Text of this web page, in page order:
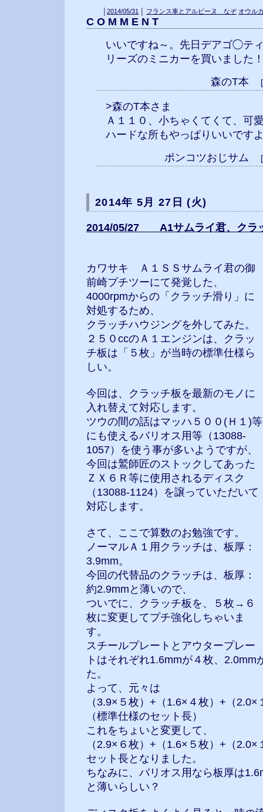
2014/05/31 フランス車とアルピーヌ なぞ オウル
C O M M E N T
いいですね～。先日デアゴ◯テ
リーズのミニカーを買いました
森のT本
>森のT本さま
Ａ１１０、小ちゃくてくて、可
ハードな所もやっぱりいいです
ポンコツおじサム
2014年 5月 27日 (火)
2014/05/27 A1サムライ君、クラ
カワサキ Ａ１ＳＳサムライ君の御
前崎プチツーにて発覚した、
4000rpmからの「クラッチ滑り」に
対処するため、
クラッチハウジングを外してみた。
２５０ccのＡ１エンジンは、クラッ
チ板は「５枚」が当時の標準仕様ら
しい。
今回は、クラッチ板を最新のモノに
入れ替えて対応します。
ツウの間の話はマッハ５００(Ｈ１)等
にも使えるバリオス用等（13088-
1057）を使う事が多いようですが、
今回は鷲師匠のストックしてあった
ＺＸ６Ｒ等に使用されるディスク
（13088-1124）を譲っていただいて
対応します。
さて、ここで算数のお勉強です。
ノーマルＡ１用クラッチは、板厚：
3.9mm。
今回の代替品のクラッチは、板厚：
約2.9mmと薄いので、
ついでに、クラッチ板を、５枚→６
枚に変更してプチ強化しちゃいま
す。
スチールプレートとアウタープレー
トはそれぞれ1.6mmが４枚、2.0mm
た。
よって、元々は
（3.9×５枚）+（1.6×４枚）+（
（標準仕様のセット長）
これをちょいと変更して、
（2.9×６枚）+（1.6×５枚）+（
セット長となりました。
ちなみに、バリオス用なら板厚は
と薄いらしい？